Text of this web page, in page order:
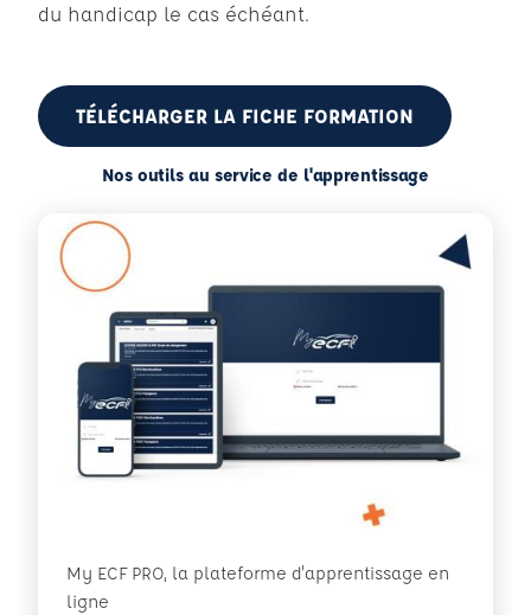
du handicap le cas échéant.
TÉLÉCHARGER LA FICHE FORMATION
Nos outils au service de l'apprentissage
My ECF PRO, la plateforme d'apprentissage en
ligne